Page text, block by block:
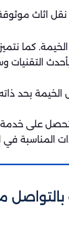
اثاث
كما
بحد
المناسبة في